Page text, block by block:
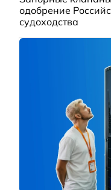
одобрение
судоходства